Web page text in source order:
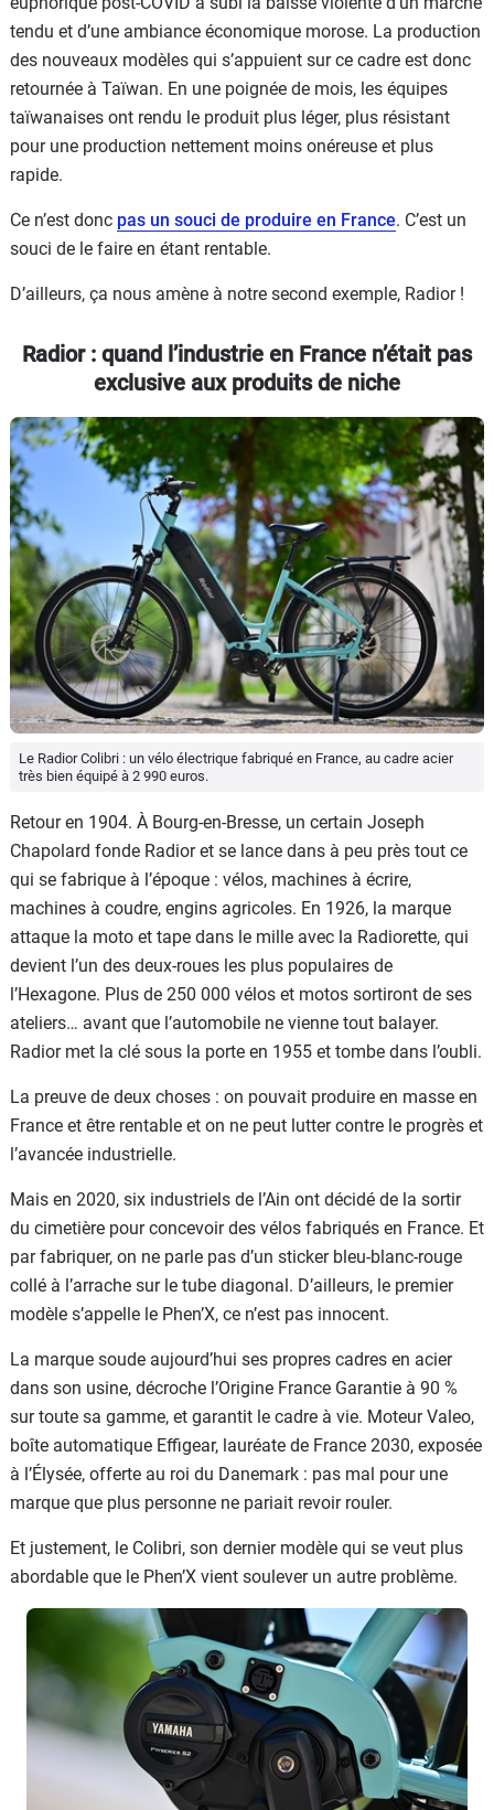
tendu et d’une ambiance économique morose. La production
des nouveaux modèles qui s’appuient sur ce cadre est donc
retournée à Taïwan. En une poignée de mois, les équipes
taïwanaises ont rendu le produit plus léger, plus résistant
pour une production nettement moins onéreuse et plus
rapide.
Ce n’est donc pas un souci de produire en France. C’est un
souci de le faire en étant rentable.
D’ailleurs, ça nous amène à notre second exemple, Radior !
Radior : quand l’industrie en France n’était pas
exclusive aux produits de niche
Le Radior Colibri : un vélo électrique fabriqué en France, au cadre acier
très bien équipé à 2 990 euros.
Retour en 1904. À Bourg-en-Bresse, un certain Joseph
Chapolard fonde Radior et se lance dans à peu près tout ce
qui se fabrique à l’époque : vélos, machines à écrire,
machines à coudre, engins agricoles. En 1926, la marque
attaque la moto et tape dans le mille avec la Radiorette, qui
devient l’un des deux-roues les plus populaires de
l’Hexagone. Plus de 250 000 vélos et motos sortiront de ses
ateliers… avant que l’automobile ne vienne tout balayer.
Radior met la clé sous la porte en 1955 et tombe dans l’oubli.
La preuve de deux choses : on pouvait produire en masse en
France et être rentable et on ne peut lutter contre le progrès et
l’avancée industrielle.
Mais en 2020, six industriels de l’Ain ont décidé de la sortir
du cimetière pour concevoir des vélos fabriqués en France. Et
par fabriquer, on ne parle pas d’un sticker bleu-blanc-rouge
collé à l’arrache sur le tube diagonal. D’ailleurs, le premier
modèle s’appelle le Phen’X, ce n’est pas innocent.
La marque soude aujourd’hui ses propres cadres en acier
dans son usine, décroche l’Origine France Garantie à 90 %
sur toute sa gamme, et garantit le cadre à vie. Moteur Valeo,
boîte automatique Effigear, lauréate de France 2030, exposée
à l’Élysée, offerte au roi du Danemark : pas mal pour une
marque que plus personne ne pariait revoir rouler.
Et justement, le Colibri, son dernier modèle qui se veut plus
abordable que le Phen’X vient soulever un autre problème.